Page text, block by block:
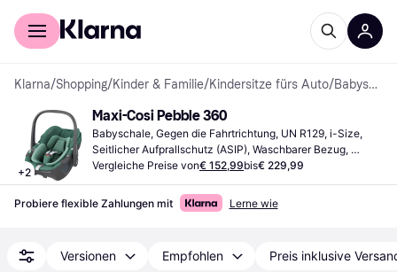
Für Shopper
Klarna/Shopping/Kinder & Familie/Kindersitze fürs Auto/ Babyschalen
+2
Maxi-Cosi Pebble 360
Babyschale, Gegen die Fahrtrichtung, UN R129, i-Size,
Seitlicher Aufprallschutz (ASIP), Waschbarer Bezug,
Drehbar, Tragegriff, Verstellbare Kopfstütze,
Neugeboreneneinsatz inklusive
Vergleiche Preise von€ 152,99bis€ 229,99
Probiere flexible Zahlungen mit Lerne wie
Versionen Empfohlen Preis inklusive